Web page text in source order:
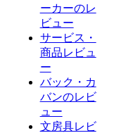
ーカーのレ
ビュー
サービス・
商品レビュ
ー
バック・カ
バンのレビ
ュー
文房具レビ